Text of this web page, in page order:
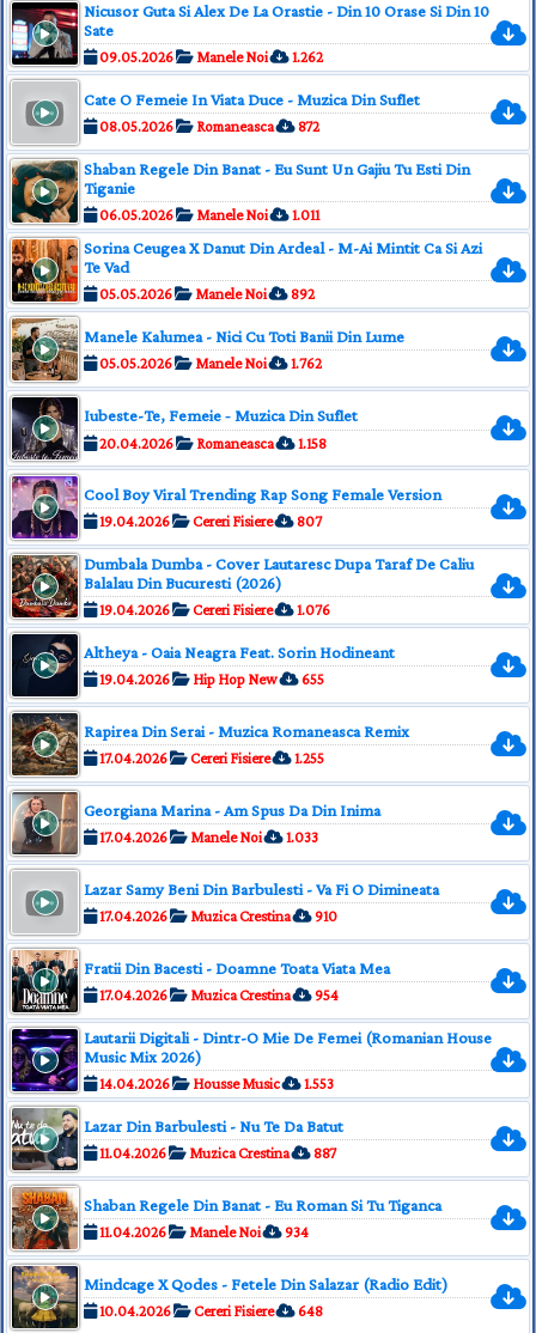
Nicusor Guta Si Alex De La Orastie - Din 10 Orase Si Din 10
Sate
09.05.2026 Manele Noi 1.262
Cate O Femeie In Viata Duce - Muzica Din Suflet
08.05.2026 Romaneasca 872
Shaban Regele Din Banat - Eu Sunt Un Gajiu Tu Esti Din
Tiganie
06.05.2026 Manele Noi 1.011
Sorina Ceugea X Danut Din Ardeal - M-Ai Mintit Ca Si Azi
Te Vad
05.05.2026 Manele Noi 892
Manele Kalumea - Nici Cu Toti Banii Din Lume
05.05.2026 Manele Noi 1.762
Iubeste-Te, Femeie ‐ Muzica Din Suflet
20.04.2026 Romaneasca 1.158
Cool Boy Viral Trending Rap Song Female Version
19.04.2026 Cereri Fisiere 807
Dumbala Dumba - Cover Lautaresc Dupa Taraf De Caliu
Balalau Din Bucuresti (2026)
19.04.2026 Cereri Fisiere 1.076
Altheya - Oaia Neagra Feat. Sorin Hodineant
19.04.2026 Hip Hop New 655
Rapirea Din Serai - Muzica Romaneasca Remix
17.04.2026 Cereri Fisiere 1.255
Georgiana Marina - Am Spus Da Din Inima
17.04.2026 Manele Noi 1.033
Lazar Samy Beni Din Barbulesti - Va Fi O Dimineata
17.04.2026 Muzica Crestina 910
Fratii Din Bacesti - Doamne Toata Viata Mea
17.04.2026 Muzica Crestina 954
Lautarii Digitali - Dintr-O Mie De Femei (Romanian House
Music Mix 2026)
14.04.2026 Housse Music 1.553
Lazar Din Barbulesti - Nu Te Da Batut
11.04.2026 Muzica Crestina 887
Shaban Regele Din Banat - Eu Roman Si Tu Tiganca
11.04.2026 Manele Noi 934
Mindcage X Qodes - Fetele Din Salazar (Radio Edit)
10.04.2026 Cereri Fisiere 648